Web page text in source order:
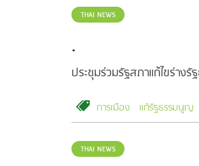
THAI NEWS
.
ประชุมร่วมรัฐสภาแก้ไขร่า
การเมือง แก้รัฐธรรมนูญ
THAI NEWS